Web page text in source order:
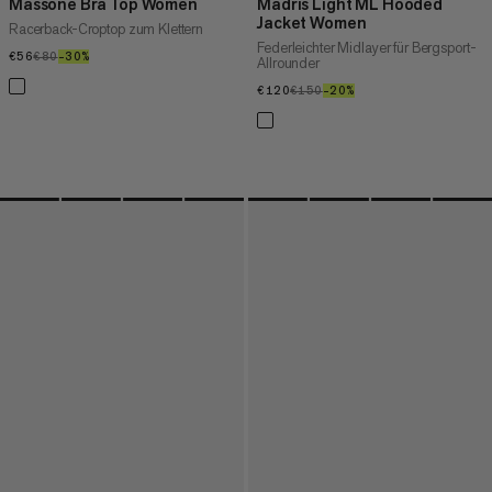
Racerback-Croptop zum Klettern
€56€56
€80€80
–30%
Jacket Women
Federleichter Midlayer für Bergsport-
Allrounder
€120€120
€150€150
–20%